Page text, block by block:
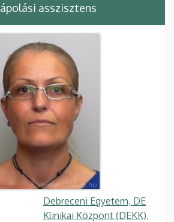
ápolási asszisztens
Debreceni Egyetem, DE
Klinikai Központ (DEKK),